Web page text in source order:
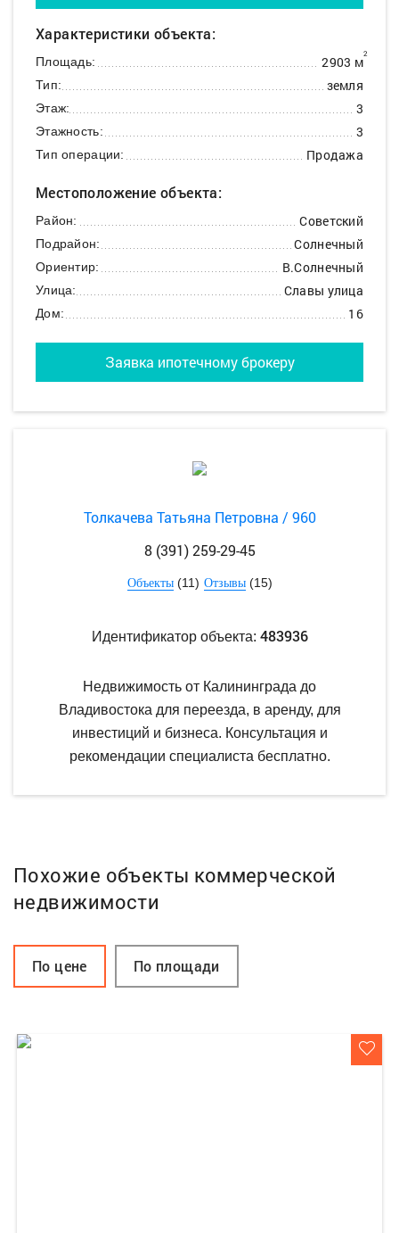
Характеристики объекта:
Площадь: 2903 м2
Тип: земля
Этаж: 3
Этажность: 3
Тип операции: Продажа
Местоположение объекта:
Район: Советский
Подрайон: Солнечный
Ориентир: В.Солнечный
Улица: Славы улица
Дом: 16
Заявка ипотечному брокеру
Толкачева Татьяна Петровна / 960
8 (391) 259-29-45
Объекты(11) Отзывы(15)
Идентификатор объекта: 483936
Недвижимость от Калининграда до
Владивостока для переезда, в аренду, для
инвестиций и бизнеса. Консультация и
рекомендации специалиста бесплатно.
Похожие объекты коммерческой
недвижимости
По цене По площади